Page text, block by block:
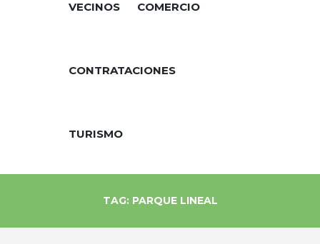
VECINOS COMERCIO
CONTRATACIONES
TURISMO
TAG: PARQUE LINEAL